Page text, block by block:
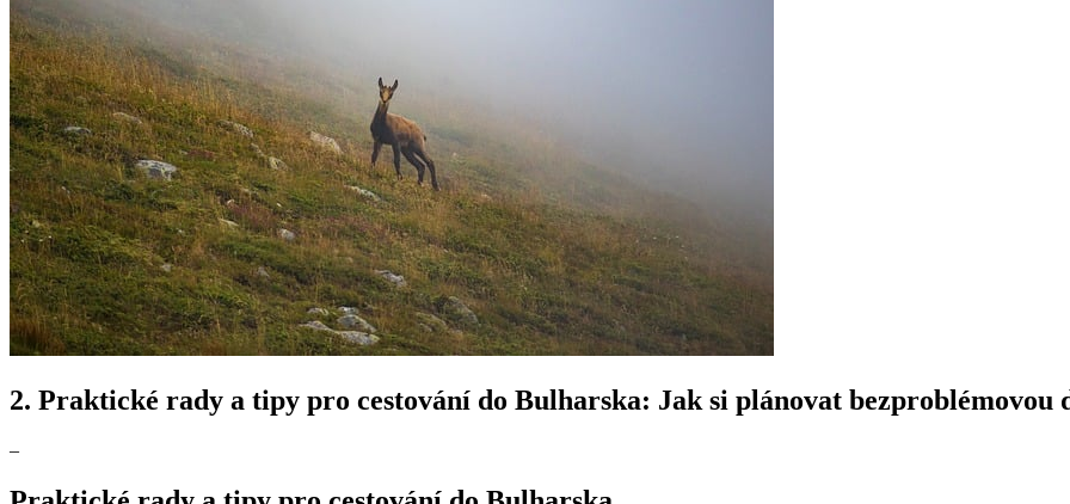
2. Praktické rady a tipy pro cestování do Bulharska: Jak si plánovat bezproblémovou
–